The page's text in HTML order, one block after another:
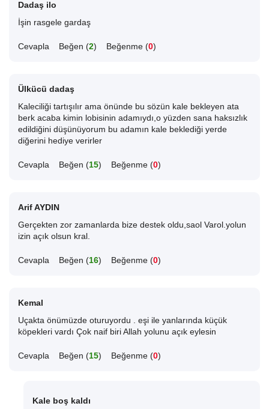
Dadaş ilo
İşin rasgele gardaş
Cevapla Beğen (2) Beğenme (0)
Ülkücü dadaş
Kaleciliği tartışılır ama önünde bu sözün kale bekleyen ata
berk acaba kimin lobisinin adamıydı,o yüzden sana haksızlık
edildiğini düşünüyorum bu adamın kale beklediği yerde
diğerini hediye verirler
Cevapla Beğen (15) Beğenme (0)
Arif AYDIN
Gerçekten zor zamanlarda bize destek oldu,saol Varol.yolun
izin açık olsun kral.
Cevapla Beğen (16) Beğenme (0)
Kemal
Uçakta önümüzde oturuyordu . eşi ile yanlarında küçük
köpekleri vardı Çok naif biri Allah yolunu açık eylesin
Cevapla Beğen (15) Beğenme (0)
Kale boş kaldı